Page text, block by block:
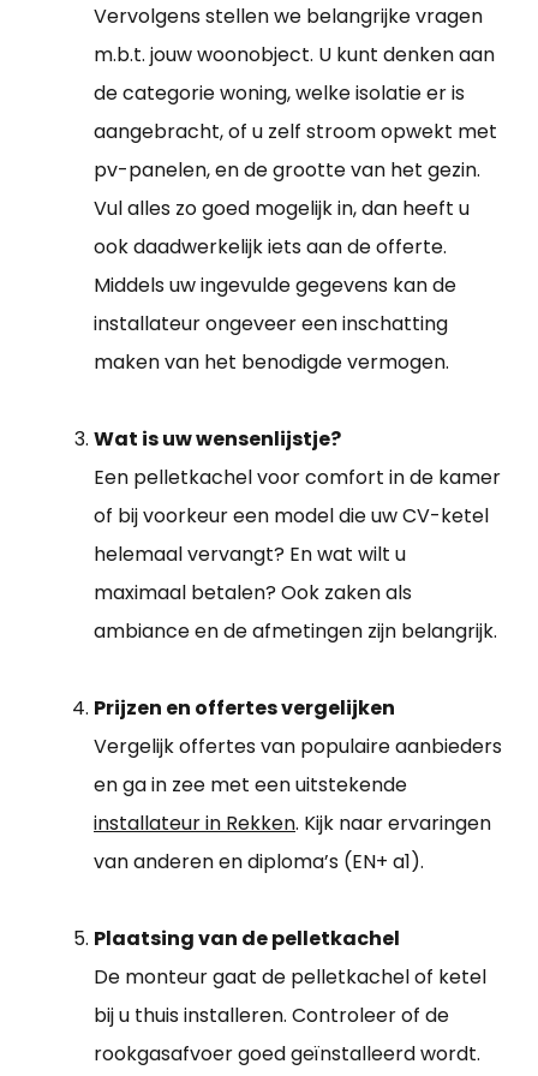
Vervolgens stellen we belangrijke vragen
m.b.t. jouw woonobject. U kunt denken aan
de categorie woning, welke isolatie er is
aangebracht, of u zelf stroom opwekt met
pv-panelen, en de grootte van het gezin.
Vul alles zo goed mogelijk in, dan heeft u
ook daadwerkelijk iets aan de offerte.
Middels uw ingevulde gegevens kan de
installateur ongeveer een inschatting
maken van het benodigde vermogen.
Wat is uw wensenlijstje?
Een pelletkachel voor comfort in de kamer
of bij voorkeur een model die uw CV-ketel
helemaal vervangt? En wat wilt u
maximaal betalen? Ook zaken als
ambiance en de afmetingen zijn belangrijk.
Prijzen en offertes vergelijken
Vergelijk offertes van populaire aanbieders
en ga in zee met een uitstekende
installateur in Rekken. Kijk naar ervaringen
van anderen en diploma’s (EN+ a1).
Plaatsing van de pelletkachel
De monteur gaat de pelletkachel of ketel
bij u thuis installeren. Controleer of de
rookgasafvoer goed geïnstalleerd wordt.